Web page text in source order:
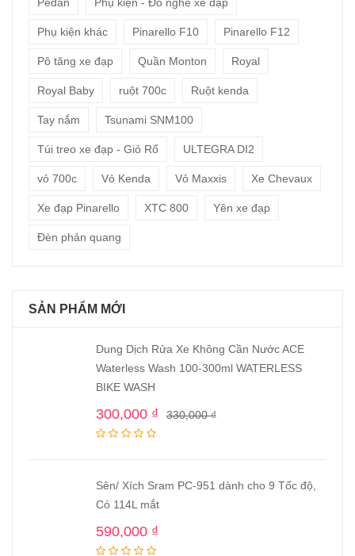
Phụ kiện khác Pinarello F10 Pinarello F12
Pô tăng xe đạp Quần Monton Royal
Royal Baby ruột 700c Ruột kenda
Tay nắm Tsunami SNM100
Túi treo xe đạp - Giỏ Rổ ULTEGRA DI2
vỏ 700c Vỏ Kenda Vỏ Maxxis Xe Chevaux
Xe đạp Pinarello XTC 800 Yên xe đạp
Đèn phản quang
SẢN PHẨM MỚI
Dung Dịch Rửa Xe Không Cần Nước ACE
Waterless Wash 100-300ml WATERLESS
BIKE WASH
330,000₫
300,000 ₫
Sên/ Xích Sram PC-951 dành cho 9 Tốc độ,
Có 114L mắt
590,000 ₫